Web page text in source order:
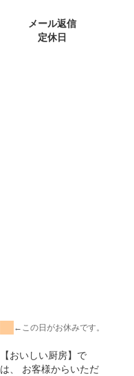
メール返信
定休日
←この日がお休みです。
【おいしい厨房】で
は、 お客様からいただ